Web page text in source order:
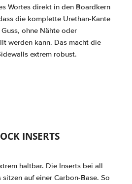
Wortes direkt in den Boardkern
die komplette Urethan-Kante
ohne Nähte oder
werden kann. Das macht die
extrem robust.
INSERTS
haltbar. Die Inserts bei all
sitzen auf einer Carbon-Base. So